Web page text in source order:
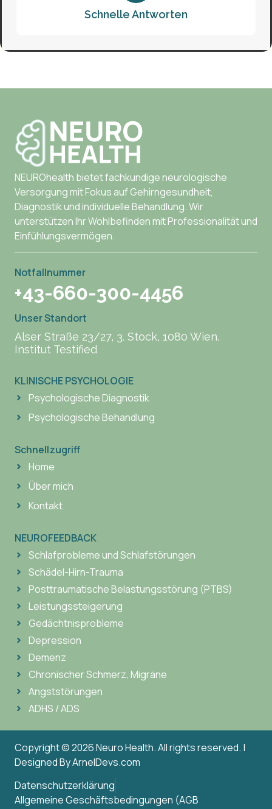
Schnelle Antworten
NEUROhealth bietet fachkundige neurologische
Versorgung mit Fokus auf Gehirngesundheit,
Diagnostik und individuelle Behandlung. Wir
unterstützen Ihr Wohlbefinden mit Professionalität und
Einfühlungsvermögen.
Notfallnummer
+43-660-300-4456
Unser Standort
Alser Straße 23/27, 3. Stock, 1080 Wien.
Institut Testified
KLINISCHE PSYCHOLOGIE
Psychologische Diagnostik
Psychologische Behandlung
Schnellzugriff
Home
Über mich
Kontakt
NEUROFEEDBACK
Schlafprobleme und Schlafstörungen
Schädel-Hirn-Trauma
Posttraumatische Belastungsstörung (PTBS)
Leistungssteigerung
Gedächtnisprobleme
Depression
Demenz
Chronischer Schmerz, Migräne
Angststörungen
ADHS / ADS
Copyright © 2026 Neuro Health. All rights reserved. |
Designed ByArnelDevs.com
Datenschutzerklärung
Allgemeine Geschäftsbedingungen (AGB